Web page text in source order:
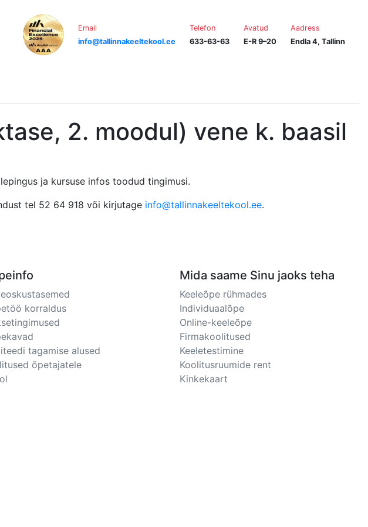
Email
info@tallinnakeeltekool.ee
Telefon
633-63-63
Avatud
E-R 9–20
Aadress
Endla 4, Tallinn
2. moodul) vene k. baasil
ja kursuse infos toodud tingimusi.
tel 52 64 918 või kirjutage info@tallinnakeeltekool.ee.
korraldus
tagamise alused
õpetajatele
Mida saame Sinu jaoks teha
Keeleõpe rühmades
Individuaalõpe
Online-keeleõpe
Firmakoolitused
Keeletestimine
Koolitusruumide rent
Kinkekaart